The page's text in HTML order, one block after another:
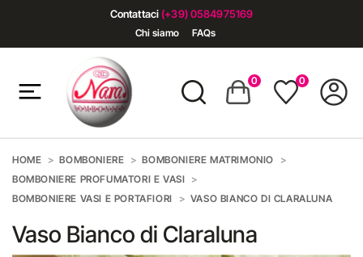
Contattaci (+39) 0584975169
Chi siamo FAQs
0 0
HOME BOMBONIERE
BOMBONIERE MATRIMONIO
BOMBONIERE PROFUMATORI E VASI
BOMBONIERE VASI E PORTAFIORI
VASO BIANCO DI CLARALUNA
Vaso Bianco di Claraluna